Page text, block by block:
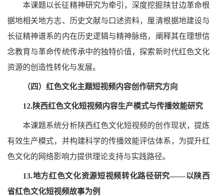
本课题以长征精神研究为牵引，深度挖掘陕甘边革命根
据地相关地方志、历史文献与口述资料，厘清根据地建设与
长征精神谱系的内在历史逻辑与精神脉络，阐释其在理想信
念教育与革命传统传承中的独特价值，探索新时代红色文化
资源的创造性转化与发展。
（四）红色文化主题短视频内容创作研究方向
12.陕西红色文化短视频内容生产模式与传播效能研究
本课题系统分析陕西红色文化短视频的创作现状，提炼
有效生产模式，并构建科学的传播效能评估体系，为提升红
色文化的网络影响力提供理论支持与实践路径。
13.地方红色文化资源短视频转化路径研究——以陕西
省红色文化短视频故事为例